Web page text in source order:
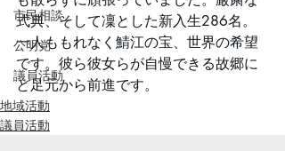
市民相談
公明党
議員活動
式典、そして凜とした新入生286名。
一人ももれなく鯖江の宝、世界の希望
です。彼ら彼女らが自慢できる故郷に
と足元から前進です。
地域活動
議員活動